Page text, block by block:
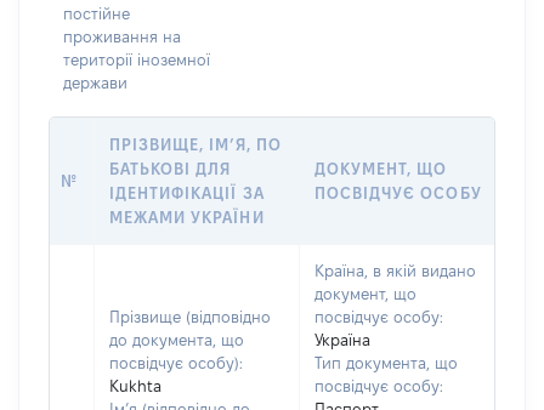
постійне
проживання на
території іноземної
держави
№
ПРІЗВИЩЕ, ІМ’Я, ПО
БАТЬКОВІ ДЛЯ
ІДЕНТИФІКАЦІЇ ЗА
МЕЖАМИ УКРАЇНИ
ДОКУМЕНТ, ЩО
ПОСВІДЧУЄ ОСОБУ
Прізвище (відповідно
до документа, що
посвідчує особу):
Kukhta
Країна, в якій видано
документ, що
посвідчує особу:
Україна
Тип документа, що
посвідчує особу: